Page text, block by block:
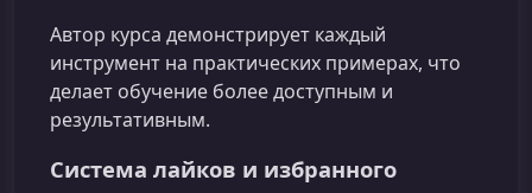
Автор курса демонстрирует каждый
инструмент на практических примерах, что
делает обучение более доступным и
результативным.
Система лайков и избранного